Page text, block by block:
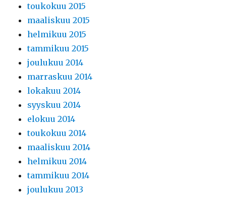
toukokuu 2015
maaliskuu 2015
helmikuu 2015
tammikuu 2015
joulukuu 2014
marraskuu 2014
lokakuu 2014
syyskuu 2014
elokuu 2014
toukokuu 2014
maaliskuu 2014
helmikuu 2014
tammikuu 2014
joulukuu 2013